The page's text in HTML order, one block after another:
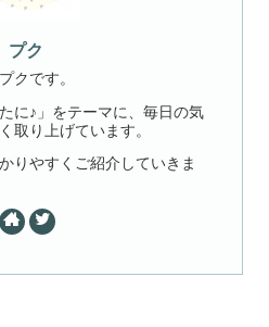
プク
クです。
に♪」をテーマに、毎日の気
取り上げています。
りやすくご紹介していきま